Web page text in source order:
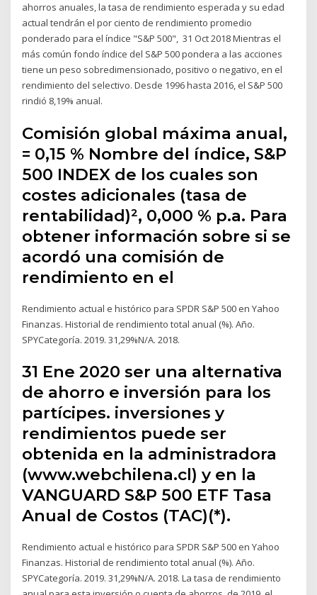
ahorros anuales, la tasa de rendimiento esperada y su edad
actual tendrán el por ciento de rendimiento promedio
ponderado para el índice "S&P 500", 31 Oct 2018 Mientras el
más común fondo índice del S&P 500 pondera a las acciones
tiene un peso sobredimensionado, positivo o negativo, en el
rendimiento del selectivo. Desde 1996 hasta 2016, el S&P 500
rindió 8,19% anual.
Comisión global máxima anual,
= 0,15 % Nombre del índice, S&P
500 INDEX de los cuales son
costes adicionales (tasa de
rentabilidad)², 0,000 % p.a. Para
obtener información sobre si se
acordó una comisión de
rendimiento en el
Rendimiento actual e histórico para SPDR S&P 500 en Yahoo
Finanzas. Historial de rendimiento total anual (%). Año.
SPYCategoría. 2019. 31,29%N/A. 2018.
31 Ene 2020 ser una alternativa
de ahorro e inversión para los
partícipes. inversiones y
rendimientos puede ser
obtenida en la administradora
(www.webchilena.cl) y en la
VANGUARD S&P 500 ETF Tasa
Anual de Costos (TAC)(*).
Rendimiento actual e histórico para SPDR S&P 500 en Yahoo
Finanzas. Historial de rendimiento total anual (%). Año.
SPYCategoría. 2019. 31,29%N/A. 2018. La tasa de rendimiento